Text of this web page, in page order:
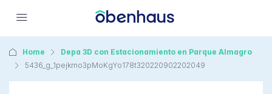
Home
Depa 3D con Estacionamiento en Parque Almagro
5436_g_1pejkmo3pMoKgYo178t320220902202049